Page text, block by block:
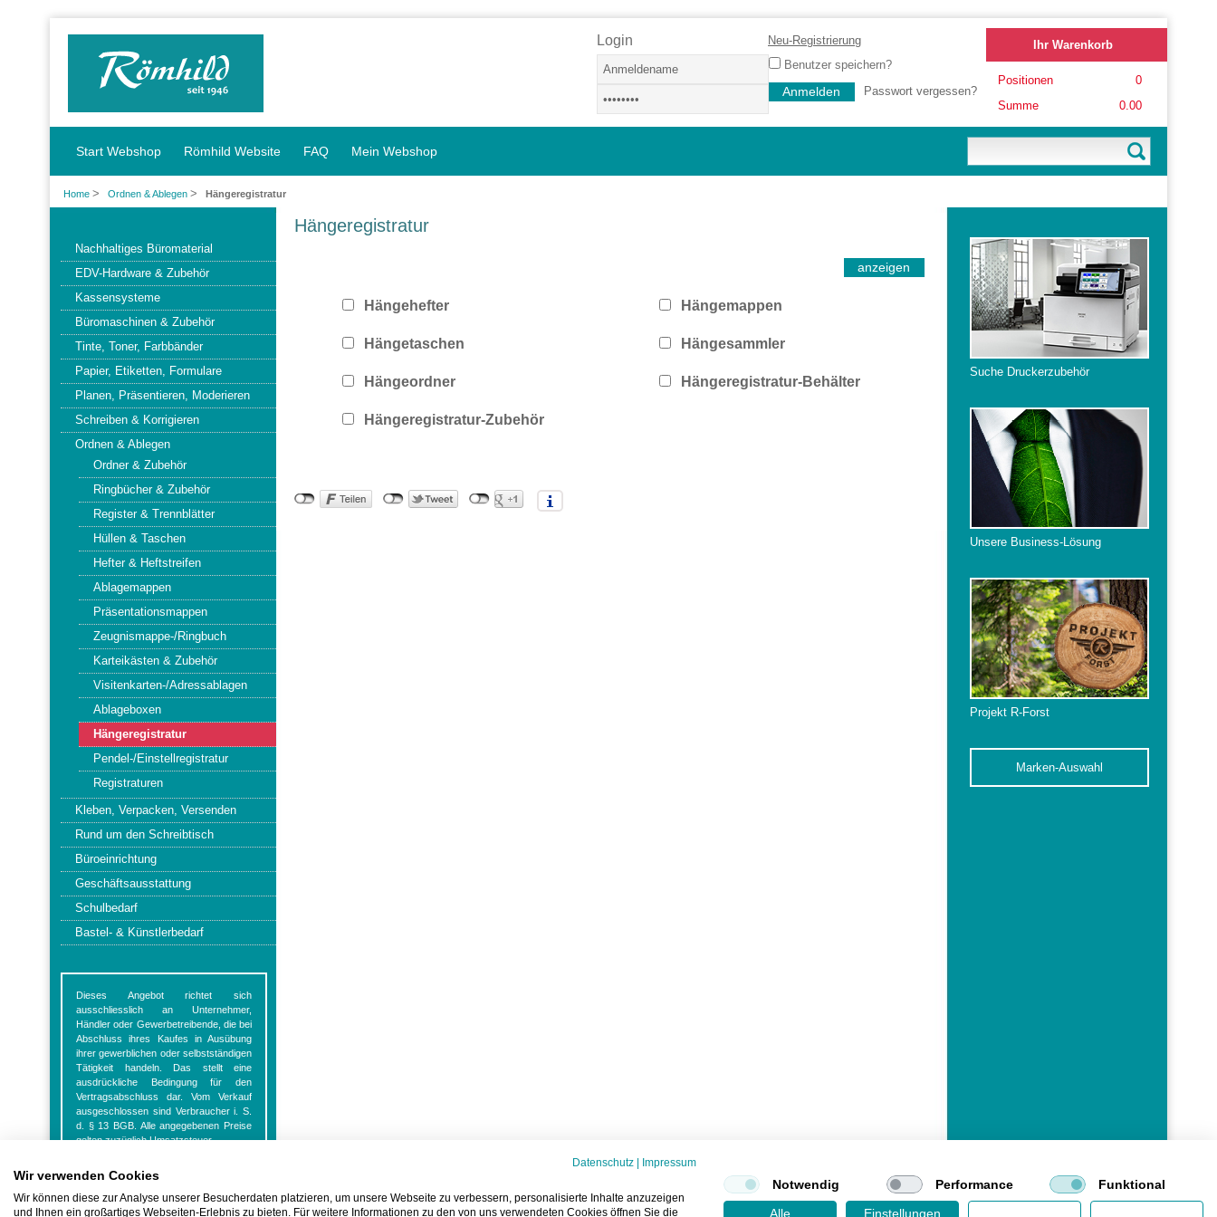
Ihr Warenkorb
Positionen
0
Summe
0.00
Neu-Registrierung
Login
Benutzer speichern?
Passwort vergessen?
Start Webshop Römhild Website FAQ Mein Webshop
Home > Ordnen & Ablegen > Hängeregistratur
Hängeregistratur
Hängehefter Hängemappen
Hängetaschen Hängesammler
Hängeordner Hängeregistratur-Behälter
Hängeregistratur-Zubehör
Nachhaltiges Büromaterial
EDV-Hardware & Zubehör
Kassensysteme
Büromaschinen & Zubehör
Tinte, Toner, Farbbänder
Papier, Etiketten, Formulare
Planen, Präsentieren, Moderieren
Schreiben & Korrigieren
Ordnen & Ablegen
Ordner & Zubehör
Ringbücher & Zubehör
Register & Trennblätter
Hüllen & Taschen
Hefter & Heftstreifen
Ablagemappen
Präsentationsmappen
Zeugnismappe-/Ringbuch
Karteikästen & Zubehör
Visitenkarten-/Adressablagen
Ablageboxen
Hängeregistratur
Pendel-/Einstellregistratur
Registraturen
Kleben, Verpacken, Versenden
Rund um den Schreibtisch
Büroeinrichtung
Geschäftsausstattung
Schulbedarf
Bastel- & Künstlerbedarf
Dieses Angebot richtet sich
ausschliesslich an Unternehmer,
Händler oder Gewerbetreibende, die bei
Abschluss ihres Kaufes in Ausübung
ihrer gewerblichen oder selbstständigen
Tätigkeit handeln. Das stellt eine
ausdrückliche Bedingung für den
Vertragsabschluss dar. Vom Verkauf
ausgeschlossen sind Verbraucher i. S.
d. § 13 BGB. Alle angegebenen Preise
gelten zuzüglich Umsatzsteuer.
Suche Druckerzubehör
Unsere Business-Lösung
Projekt R-Forst
Marken-Auswahl
Datenschutz Impressum
Wir verwenden Cookies
Wir können diese zur Analyse unserer Besucherdaten platzieren, um unsere Webseite zu verbessern, personalisierte Inhalte anzuzeigen
und Ihnen ein großartiges Webseiten-Erlebnis zu bieten. Für weitere Informationen zu den von uns verwendeten Cookies öffnen Sie die
Notwendig Performance Funktional
Alle Einstellungen